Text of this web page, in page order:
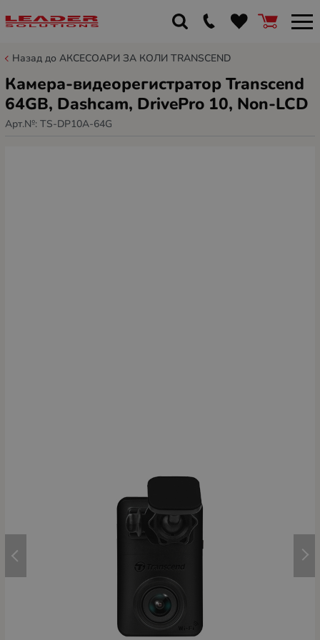
Назад до АКСЕСОАРИ ЗА КОЛИ TRANSCEND
Камера-видеорегистратор Transcend
64GB, Dashcam, DrivePro 10, Non-LCD
Арт.№: TS-DP10A-64G